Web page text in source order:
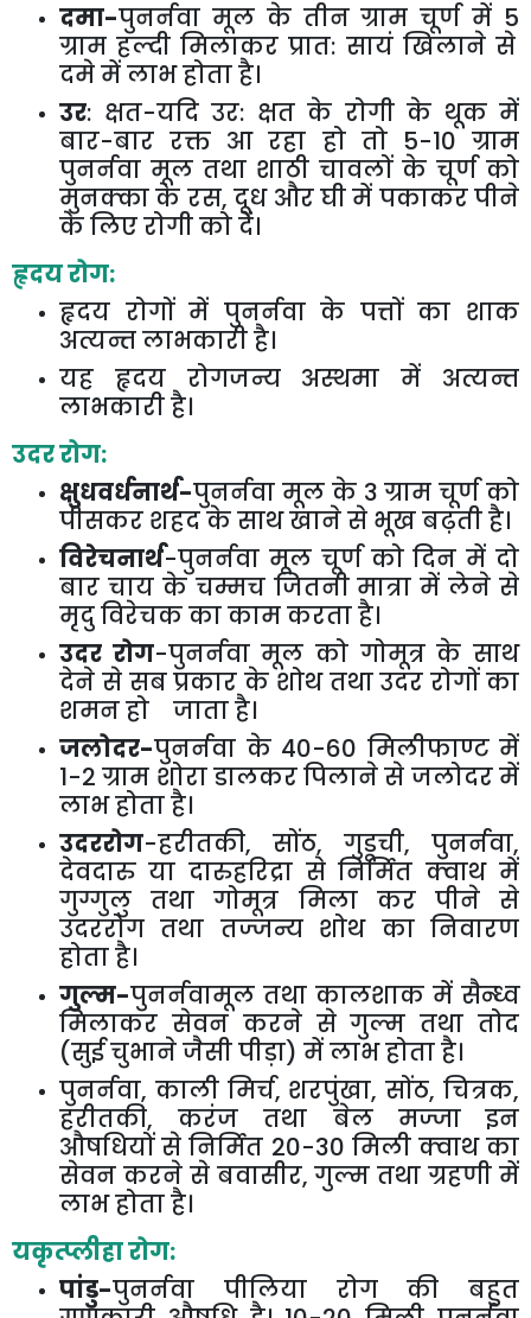
दमा-पुनर्नवा मूल के तीन ग्राम चूर्ण में 5
ग्राम हल्दी मिलाकर प्रात: सायं खिलाने से
दमे में लाभ होता है।
उर: क्षत-यदि उर: क्षत के रोगी के थूक में
बार-बार रक्त आ रहा हो तो 5-10 ग्राम
पुनर्नवा मूल तथा शाठी चावलों के चूर्ण को
मुनक्का के रस,दूध और घी में पकाकर पीने
के लिए रोगी को देें।
हृदय रोग:
हृदय रोगों में पुनर्नवा के पत्तों का शाक
अत्यन्त लाभकारी है।
यह हृदय रोगजन्य अस्थमा में अत्यन्त
लाभकारी है।
उदर रोग:
क्षुधवर्धनार्थ-पुनर्नवा मूल के 3 ग्राम चूर्ण को
पीसकर शहद के साथ खाने से भूख बढ़ती है।
विरेचनार्थ-पुनर्नवा मूल चूर्ण को दिन में दो
बार चाय के चम्मच जितनी मात्रा में लेने से
मृदु विरेचक का काम करता है।
उदर रोग-पुनर्नवा मूल को गोमूत्र के साथ
देने से सब प्रकार के शोथ तथा उदर रोगों का
शमन हो
जाता है।
जलोदर-पुनर्नवा के 40-60 मिलीफाण्ट में
1-2 ग्राम शोरा डालकर पिलाने से जलोदर में
लाभ होता है।
उदररोग-हरीतकी, सोंठ, गुडूची, पुनर्नवा,
देवदारु या दारुहरिद्रा से निर्मित क्वाथ में
गुग्गुलु तथा गोमूत्र मिला कर पीने से
उदररोग तथा तज्जन्य शोथ का निवारण
होता है।
गुल्म-पुनर्नवामूल तथा कालशाक में सैन्ध्व
मिलाकर सेवन करने से गुल्म तथा तोद
(सुई चुभाने जैसी पीड़ा) में लाभ होता है।
पुनर्नवा, काली मिर्च, शरपुंखा,सोंठ,चित्रक,
हरीतकी,करंज तथा बेल मज्जा इन
औषधियों से निर्मित 20-30 मिली क्वाथ का
सेवन करने से बवासीर,गुल्म तथा ग्रहणी में
लाभ होता है।
यकृत्प्लीहा रोग:
पांडु-पुनर्नवा पीलिया रोग की बहुत